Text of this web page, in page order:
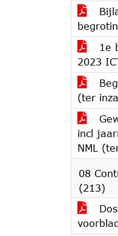
1e
2023
(ter
incl
NML
08
(213)